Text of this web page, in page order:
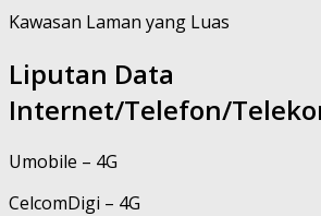
Kawasan Laman yang Luas
Liputan Data
Internet/Telefon/
Umobile – 4G
CelcomDigi – 4G